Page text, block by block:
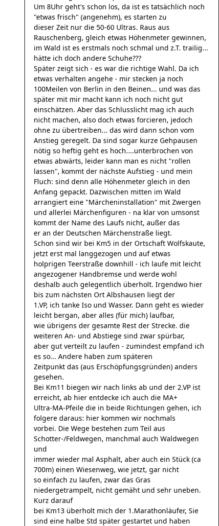
Um 8Uhr geht's schon los, da ist es tatsächlich noch
"etwas frisch" (angenehm), es starten zu
dieser Zeit nur die 50-60 Ultras. Raus aus
Rauschenberg, gleich etwas Höhenmeter gewinnen,
im Wald ist es erstmals noch schmal und z.T. trailig...
hätte ich doch andere Schuhe???
Später zeigt sich - es war die richtige Wahl. Da ich
etwas verhalten angehe - mir stecken ja noch
100Meilen von Berlin in den Beinen... und was das
später mit mir macht kann ich noch nicht gut
einschätzen. Aber das Schlusslicht mag ich auch
nicht machen, also doch etwas forcieren, jedoch
ohne zu übertreiben... das wird dann schon vom
Anstieg geregelt. Da sind sogar kurze Gehpausen
nötig so heftig geht es hoch....unterbrochen von
etwas abwärts, leider kann man es nicht "rollen
lassen", kommt der nächste Aufstieg - und mein
Fluch: sind denn alle Höhenmeter gleich in den
Anfang gepackt. Dazwischen mitten im Wald
arrangiert eine "Märcheninstallation" mit Zwergen
und allerlei Märchenfiguren - na klar von umsonst
kommt der Name des Laufs nicht, außer das
er an der Deutschen Märchenstraße liegt.
Schon sind wir bei Km5 in der Ortschaft Wolfskaute,
jetzt erst mal langgezogen und auf etwas
holprigen Teerstraße downhill - ich laufe mit leicht
angezogener Handbremse und werde wohl
deshalb auch gelegentlich überholt. Irgendwo hier
bis zum nächsten Ort Albshausen liegt der
1.VP, ich tanke Iso und Wasser. Dann geht es wieder
leicht bergan, aber alles (für mich) laufbar,
wie übrigens der gesamte Rest der Strecke. die
weiteren An- und Abstiege sind zwar spürbar,
aber gut verteilt zu laufen - zumindest empfand ich
es so... Andere haben zum späteren
Zeitpunkt das (aus Erschöpfungsgründen) anders
gesehen.
Bei Km11 biegen wir nach links ab und der 2.VP ist
erreicht, ab hier entdecke ich auch die MA+
Ultra-MA-Pfeile die in beide Richtungen gehen, ich
folgere daraus: hier kommen wir nochmals
vorbei. Die Wege bestehen zum Teil aus
Schotter-/Feldwegen, manchmal auch Waldwegen
und
immer wieder mal Asphalt, aber auch ein Stück (ca
700m) einen Wiesenweg, wie jetzt, gar nicht
so einfach zu laufen, zwar das Gras
niedergetrampelt, nicht gemäht und sehr uneben.
Kurz darauf
bei Km13 überholt mich der 1.Marathonläufer, Sie
sind eine halbe Std später gestartet und haben